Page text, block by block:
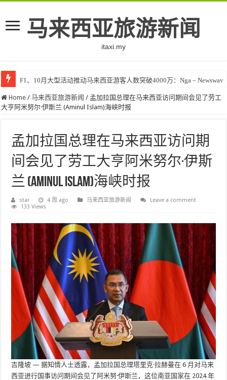
马来西亚旅游新闻
itaxi.my
F1、10月大型活动推动马来西亚游客人数突破4000万：Nga – Newswav
Home / 马来西亚旅游新闻 / 孟加拉国总理在马来西亚访问期间会见了劳工
大亨阿米努尔·伊斯兰 (Aminul Islam)海峡时报
孟加拉国总理在马来西亚访问期
间会见了劳工大亨阿米努尔·伊斯
兰 (Aminul Islam)海峡时报
star 4 周 ago 马来西亚旅游新闻
Leave a comment
133 Views
吉隆坡 — 据知情人士透露，孟加拉国总理塔里克·拉赫曼在 6 月对马来
西亚进行国事访问期间会见了阿米努·伊斯兰，这位南亚国家在 2024 年